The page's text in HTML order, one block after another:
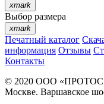
xmark
Выбор размера
xmark
Печатный каталог
информация Отзывы
Контакты
© 2020 ООО «ПРОТОС
Москве. Варшавское